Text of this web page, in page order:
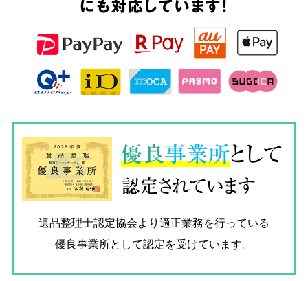
にも対応しています!
優良事業所として
認定されています
遺品整理士認定協会より適正業務を行っている
優良事業所として認定を受けています。